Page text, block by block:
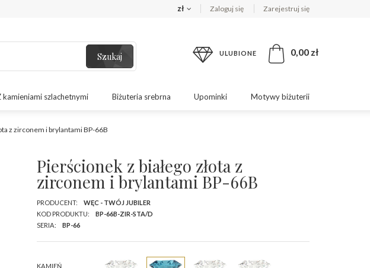
zł Zaloguj się Zarejestruj się
Szukaj ULUBIONE 0,00 zł
kamieniami szlachetnymi Biżuteria srebrna Upominki Motywy biżuterii
z zirconem i brylantami BP-66B
Pierścionek z białego złota z
zirconem i brylantami BP-66B
PRODUCENT:
WĘC - TWÓJ JUBILER
KOD PRODUKTU:
BP-66B-ZIR-STA/D
SERIA:
BP-66
KAMIEŃ